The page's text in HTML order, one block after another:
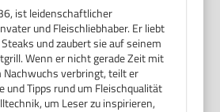
ist leidenschaftlicher
und Fleischliebhaber. Er liebt
und zaubert sie auf seinem
Wenn er nicht gerade Zeit mit
Nachwuchs verbringt, teilt er
und Tipps rund um Fleischqualität
um Leser zu inspirieren,